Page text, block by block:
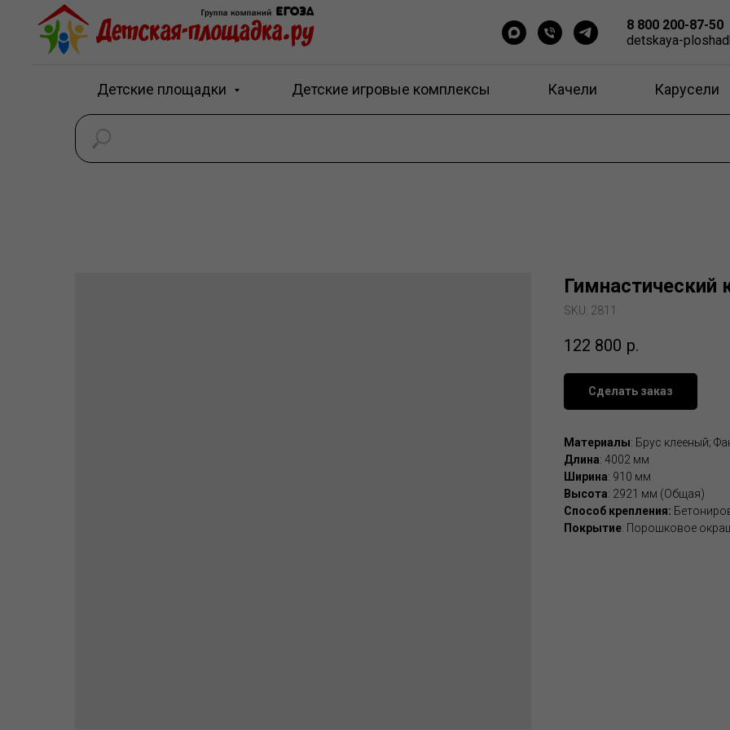
8 800 200-87-50
detskaya-
Детские площадки Детские игровые комплексы Качели Карусели
Гимнастический
SKU: 2811
122 800 р.
Сделать заказ
Материалы: Брус клееный;
Длина: 4002 мм
Ширина: 910 мм
Высота: 2921 мм (Общая)
Способ крепления:
Покрытие: Порошковое